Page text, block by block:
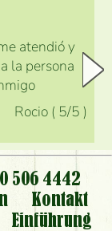
atendió y
la persona
Rocio ( 5/5 )
506 4442
Kontakt
Einführung